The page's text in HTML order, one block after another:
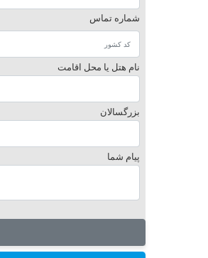
شماره تماس
نام هتل یا محل اقامت
بزرگسالان
پیام شما